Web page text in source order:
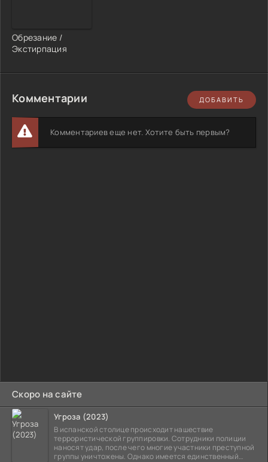
Скоро на сайте
Угроза (2023)
В испанской столице происходит нашествие
террористической группировки. Сотрудники полиции
наносят удар, после чего многие участники преступной
группы уничтожены. Однако имеется единственный
Обрезание /
Экстирпация
Комментарии ДОБАВИТЬ
Комментариев еще нет. Хотите быть первым?